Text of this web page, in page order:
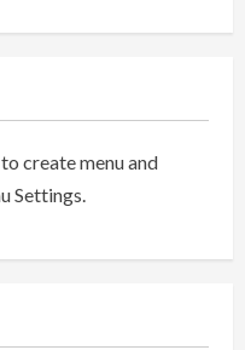
create menu and
Settings.